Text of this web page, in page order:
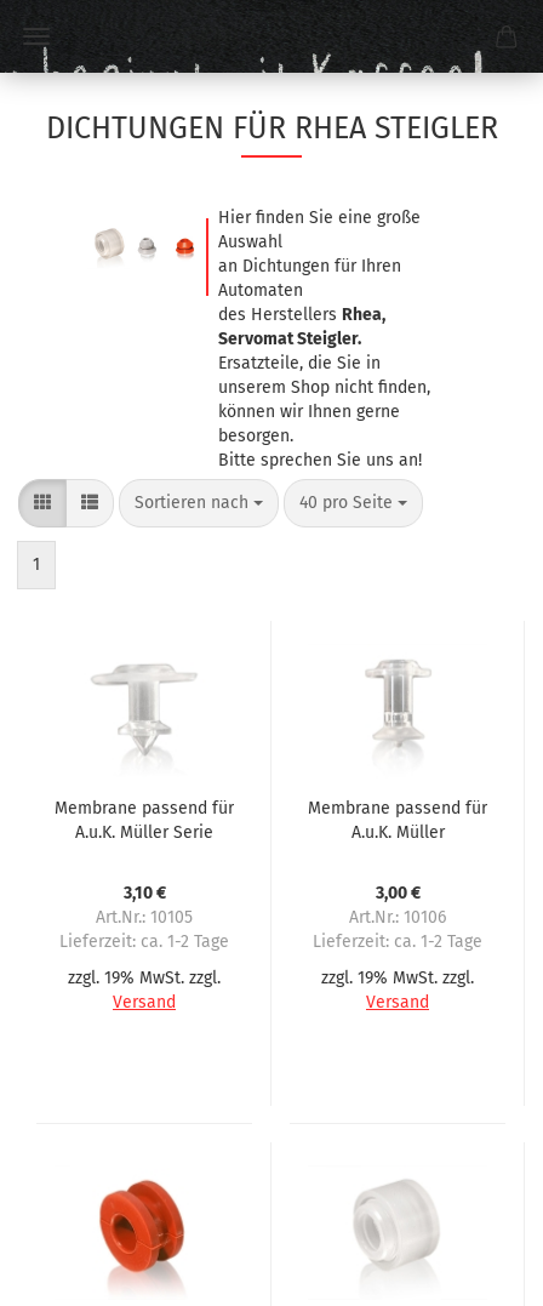
DICHTUNGEN FÜR RHEA STEIGLER
Hier finden Sie eine große
Auswahl
an Dichtungen für Ihren
Automaten
des Herstellers Rhea,
Servomat Steigler.
Ersatzteile, die Sie in
unserem Shop nicht finden,
können wir Ihnen gerne
besorgen.
Bitte sprechen Sie uns an!
Sortieren nach 40 pro Seite
1
Membrane passend für
A.u.K. Müller Serie
3,10 €
Art.Nr.: 10105
Lieferzeit: ca. 1-2 Tage
zzgl. 19% MwSt. zzgl.
Versand
Membrane passend für
A.u.K. Müller
3,00 €
Art.Nr.: 10106
Lieferzeit: ca. 1-2 Tage
zzgl. 19% MwSt. zzgl.
Versand